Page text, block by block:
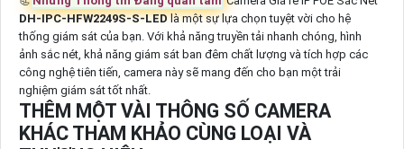
DH-IPC-HFW2249S-S-LEDlà một sự lựa chọn tuyệt vời cho hệ
thống giám sát của bạn. Với khả năng truyền tải nhanh chóng, hình
ảnh sắc nét, khả năng giám sát ban đêm chất lượng và tích hợp các
công nghệ tiên tiến, camera này sẽ mang đến cho bạn một trải
nghiệm giám sát tốt nhất.
THÊM MỘT VÀI THÔNG SỐ CAMERA
KHÁC THAM KHẢO CÙNG LOẠI VÀ